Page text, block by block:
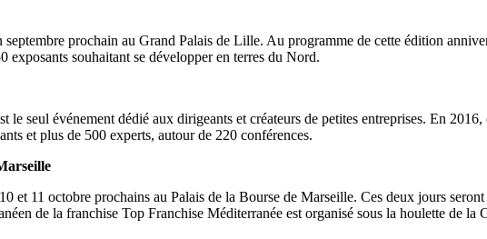
prochain au Grand Palais de Lille. Au programme de cette édition
exposants souhaitant se développer en terres du Nord.
seul événement dédié aux dirigeants et créateurs de petites entreprises. En
et plus de 500 experts, autour de 220 conférences.
et 11 octobre prochains au Palais de la Bourse de Marseille. Ces deux jours
de la franchise Top Franchise Méditerranée est organisé sous la houlette de